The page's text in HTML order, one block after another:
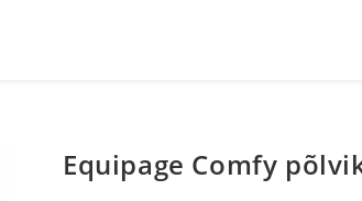
Equipage Comfy